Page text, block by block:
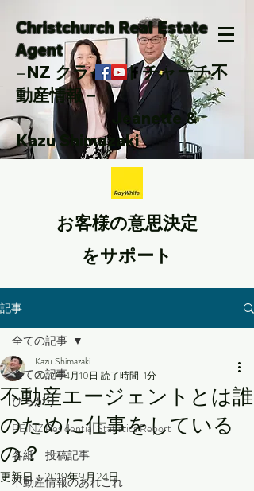
Christchurch Real Estate
Agent
ーNZ クライストチャーチ不
動産情報－
Jeanette &
Kazu Shimazaki
お客様の意思決定
をサポート
記事
全ての記事
ひろがり
REINZ Residential Statistics Report
各紙 投稿記事
不動産情報のあれこれ
全ての記事
不動産エージェントとは誰
のために仕事をしている
の？
Kazu Shimazaki
2019年4月10日 読了時間: 1分
更新日：2019年9月24日